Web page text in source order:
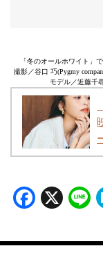
「冬のオールホワイト」
撮影／谷口 巧(Pygmy
モデル／近藤千
X